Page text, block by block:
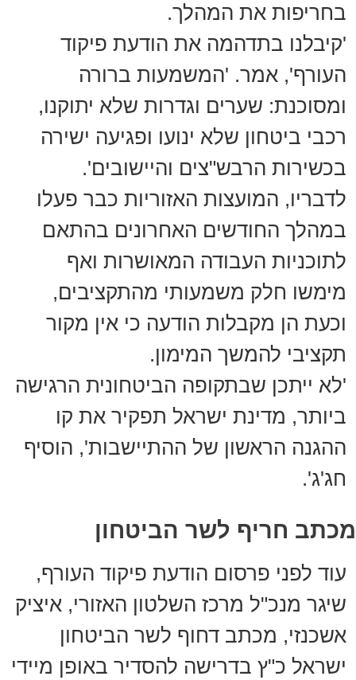
בחריפות את המהלך.
'קיבלנו בתדהמה את הודעת פיקוד
העורף', אמר. 'המשמעות ברורה
ומסוכנת: שערים וגדרות שלא יתוקנו,
רכבי ביטחון שלא ינועו ופגיעה ישירה
בכשירות הרבש"צים והיישובים'.
לדבריו, המועצות האזוריות כבר פעלו
במהלך החודשים האחרונים בהתאם
לתוכניות העבודה המאושרות ואף
מימשו חלק משמעותי מהתקציבים,
וכעת הן מקבלות הודעה כי אין מקור
תקציבי להמשך המימון.
'לא ייתכן שבתקופה הביטחונית הרגישה
ביותר, מדינת ישראל תפקיר את קו
ההגנה הראשון של ההתיישבות', הוסיף
חג'ג'.
מכתב חריף לשר הביטחון
עוד לפני פרסום הודעת פיקוד העורף,
שיגר מנכ"ל מרכז השלטון האזורי, איציק
אשכנזי, מכתב דחוף לשר הביטחון
ישראל כ"ץ בדרישה להסדיר באופן מיידי